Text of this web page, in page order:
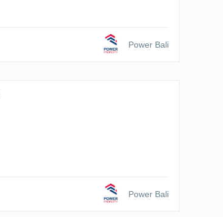
Power Bali
Power Bali